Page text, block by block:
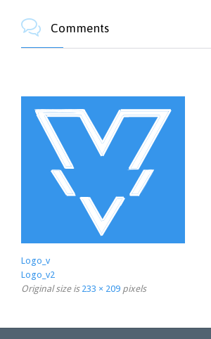
 Comments
Logo_v
Logo_v2
Original size is 233 × 209 pixels